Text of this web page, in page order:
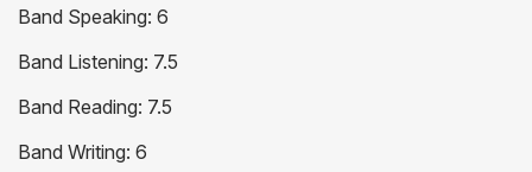
Band Speaking: 6
Band Listening: 7.5
Band Reading: 7.5
Band Writing: 6